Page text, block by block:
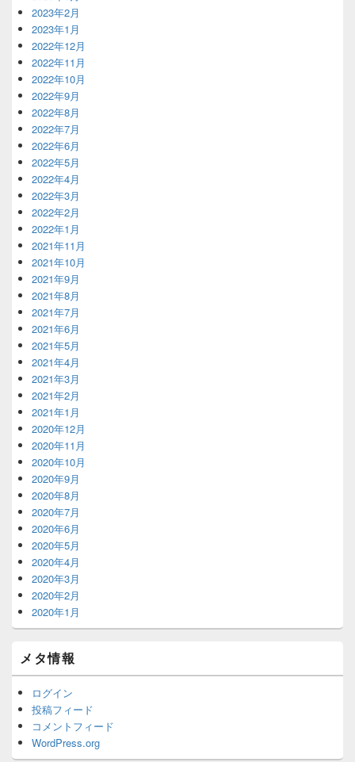
2023年2月
2023年1月
2022年12月
2022年11月
2022年10月
2022年9月
2022年8月
2022年7月
2022年6月
2022年5月
2022年4月
2022年3月
2022年2月
2022年1月
2021年11月
2021年10月
2021年9月
2021年8月
2021年7月
2021年6月
2021年5月
2021年4月
2021年3月
2021年2月
2021年1月
2020年12月
2020年11月
2020年10月
2020年9月
2020年8月
2020年7月
2020年6月
2020年5月
2020年4月
2020年3月
2020年2月
2020年1月
メタ情報
ログイン
投稿フィード
コメントフィード
WordPress.org